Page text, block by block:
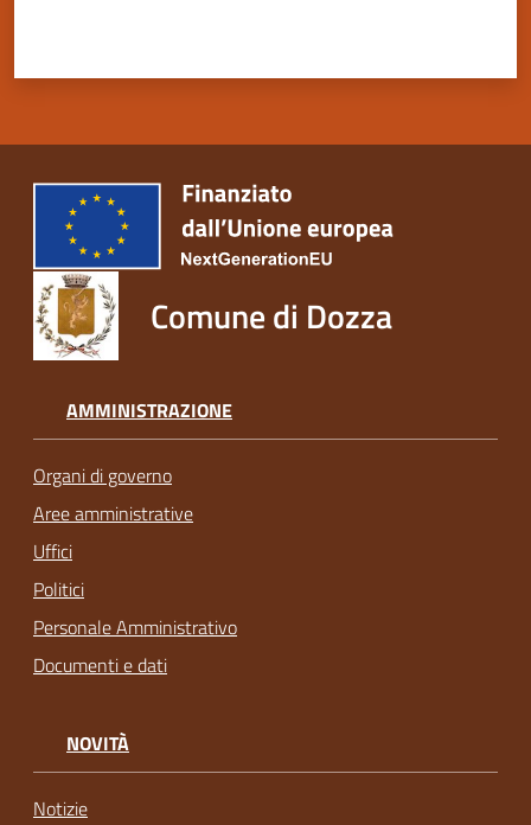
Comune di Dozza
AMMINISTRAZIONE
Organi di governo
Aree amministrative
Uffici
Politici
Personale Amministrativo
Documenti e dati
NOVITÀ
Notizie